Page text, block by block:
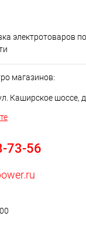
электротоваров
магазинов:
Каширское шоссе,
73-56